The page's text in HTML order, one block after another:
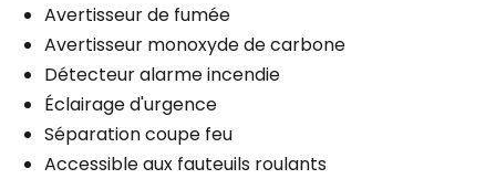
Avertisseur de fumée
Avertisseur monoxyde de carbone
Détecteur alarme incendie
Éclairage d'urgence
Séparation coupe feu
Accessible aux fauteuils roulants